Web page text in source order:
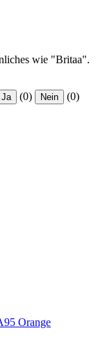
wie "Britaa".
Ja (0) Nein (0)
Orange